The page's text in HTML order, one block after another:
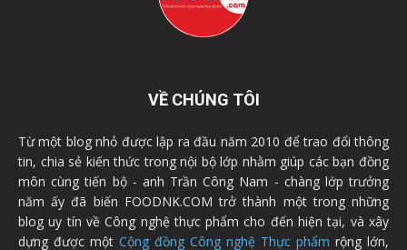
VỀ CHÚNG TÔI
Từ một blog nhỏ được lập ra đầu năm 2010 để trao đổi thông
tin, chia sẻ kiến thức trong nội bộ lớp nhằm giúp các bạn đồng
môn cùng tiến bộ - anh Trần Công Nam - chàng lớp trưởng
năm ấy đã biến FOODNK.COM trở thành một trong những
blog uy tín về Công nghệ thực phẩm cho đến hiện tại, và xây
dựng được một Cộng đồng Công nghệ Thực phẩm rộng lớn,